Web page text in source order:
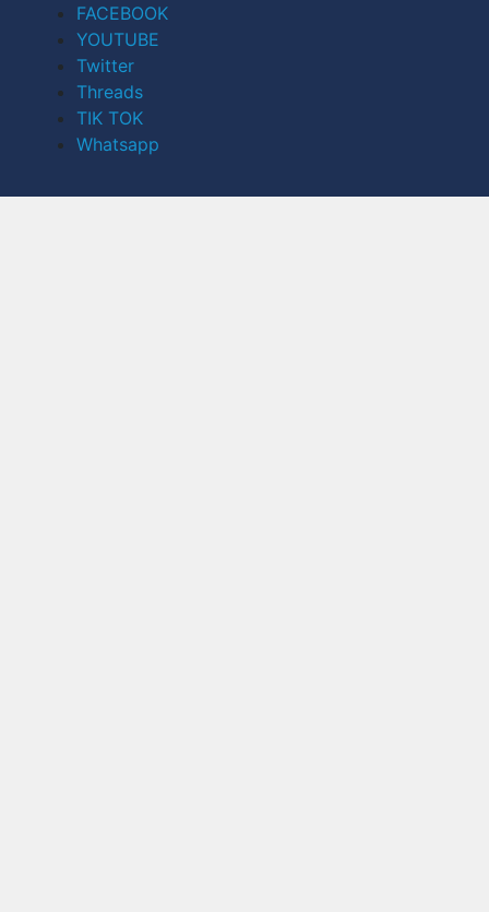
FACEBOOK
YOUTUBE
Twitter
Threads
TIK TOK
Whatsapp